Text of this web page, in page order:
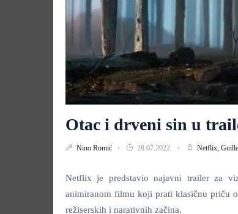
Otac i drveni sin u
Nino Romić 28.07.2022. Netflix,
Netflix je predstavio najavni trailer za
animiranom filmu koji prati klasičnu priču
režiserskih i narativnih začina.